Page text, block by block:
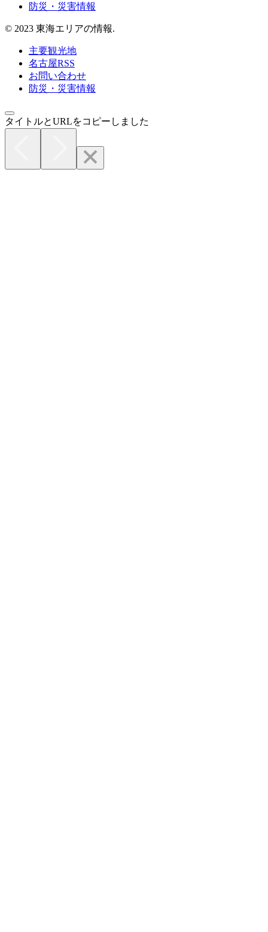
防災・災害情報
© 2023 東海エリアの情報.
主要観光地
名古屋RSS
お問い合わせ
防災・災害情報
タイトルとURLをコピーしました